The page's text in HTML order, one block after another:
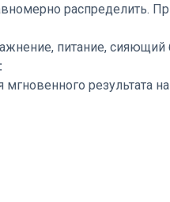
распределить.
питание, сияющий
результата